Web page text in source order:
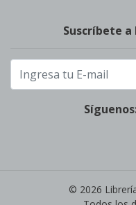
Suscríbete
© 2026